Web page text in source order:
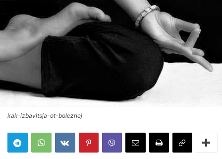
kak-izbavitsja-ot-boleznej